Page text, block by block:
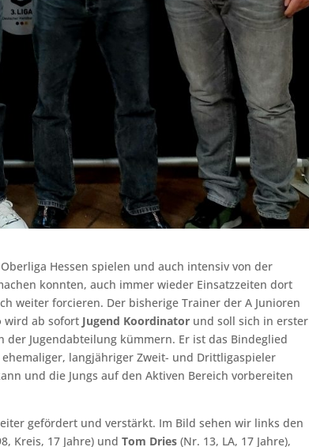
Hessen spielen und auch intensiv von der
konnten, auch immer wieder Einsatzzeiten dort
weiter forcieren. Der bisherige Trainer der A Junioren
wird ab sofort Jugend Koordinator und soll sich in erster
Jugendabteilung kümmern. Er ist das Bindeglied
langjähriger Zweit- und Drittligaspieler
und die Jungs auf den Aktiven Bereich vorbereiten
gefördert und verstärkt. Im Bild sehen wir links den
Kreis, 17 Jahre) undTom Dries (Nr. 13, LA, 17 Jahre),